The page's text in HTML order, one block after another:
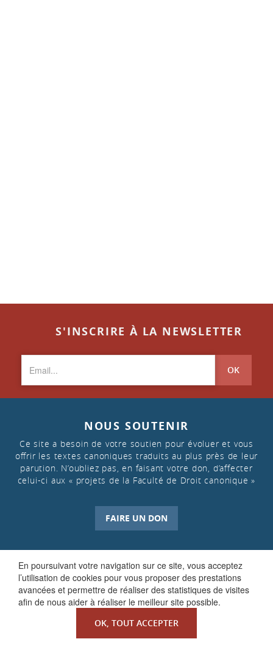
En poursuivant votre navigation sur ce site, vous acceptez
l’utilisation de cookies pour vous proposer des prestations
avancées et permettre de réaliser des statistiques de visites
afin de nous aider à réaliser le meilleur site possible.
OK, TOUT ACCEPTER
S'INSCRIRE À LA NEWSLETTER
OK
NOUS SOUTENIR
Ce site a besoin de votre soutien pour évoluer et vous
offrir les textes canoniques traduits au plus près de leur
parution. N’oubliez pas, en faisant votre don, d’affecter
celui-ci aux « projets de la Faculté de Droit canonique »
FAIRE UN DON